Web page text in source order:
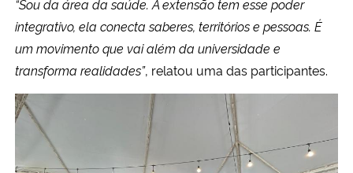
“Sou da área da saúde. A extensão tem esse poder
integrativo, ela conecta saberes, territórios e pessoas. É
um movimento que vai além da universidade e
transforma realidades”, relatou uma das participantes.